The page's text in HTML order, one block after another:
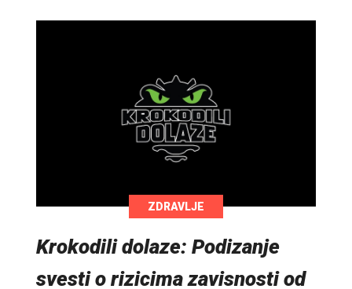
ZDRAVLJE
Krokodili dolaze: Podizanje
svesti o rizicima zavisnosti od